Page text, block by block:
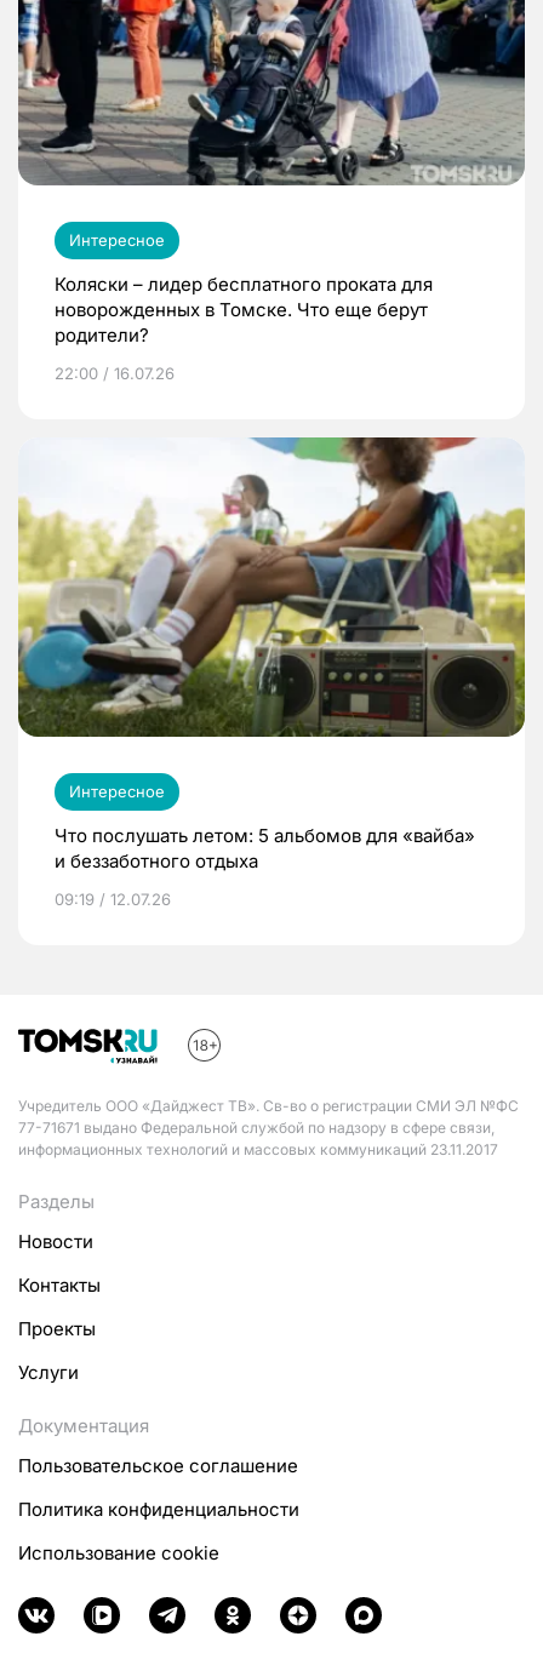
Интересное
Коляски – лидер бесплатного проката для
новорожденных в Томске. Что еще берут
родители?
22:00 / 16.07.26
Интересное
Что послушать летом: 5 альбомов для «вайба»
и беззаботного отдыха
09:19 / 12.07.26
Учредитель ООО «Дайджест ТВ». Св-во о регистрации СМИ ЭЛ №ФС
77-71671 выдано Федеральной службой по надзору в сфере связи,
информационных технологий и массовых коммуникаций 23.11.2017
Разделы
Новости
Контакты
Проекты
Услуги
Документация
Пользовательское соглашение
Политика конфиденциальности
Использование cookie